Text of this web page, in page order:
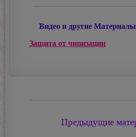
Видео и другие
Защита от чипизации
Предыдущие